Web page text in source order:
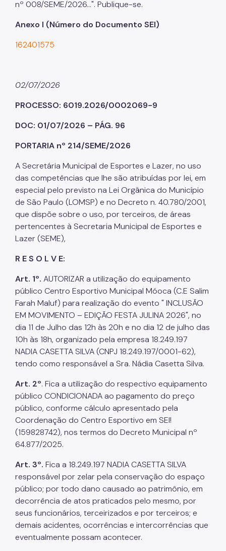
nº 008/SEME/2026...". Publique-se.
Anexo I (Número do Documento SEI)
162401575
02/07/2026
PROCESSO: 6019.2026/0002069-9
DOC: 01/07/2026 – PÁG. 96
PORTARIA nº 214/SEME/2026
A Secretária Municipal de Esportes e Lazer, no uso
das competências que lhe são atribuídas por lei, em
especial pelo previsto na Lei Orgânica do Município
de São Paulo (LOMSP) e no Decreto n. 40.780/2001,
que dispõe sobre o uso, por terceiros, de áreas
pertencentes à Secretaria Municipal de Esportes e
Lazer (SEME),
R E S O L V E:
Art. 1º. AUTORIZAR a utilização do equipamento
público Centro Esportivo Municipal Móoca (C.E Salim
Farah Maluf) para realização do evento " INCLUSÃO
EM MOVIMENTO – EDIÇÃO FESTA JULINA 2026", no
dia 11 de Julho das 12h às 20h e no dia 12 de julho das
10h às 18h, organizado pela empresa 18.249.197
NADIA CASETTA SILVA (CNPJ 18.249.197/0001-62),
tendo como responsável a Sra. Nádia Casetta Silva.
Art. 2º. Fica a utilização do respectivo equipamento
público CONDICIONADA ao pagamento do preço
público, conforme cálculo apresentado pela
Coordenação do Centro Esportivo em SEI!
(159828742), nos termos do Decreto Municipal nº
64.877/2025.
Art. 3º. Fica a 18.249.197 NADIA CASETTA SILVA
responsável por zelar pela conservação do espaço
público; por todo dano causado ao patrimônio, em
decorrência de atos praticados pelo mesmo, por
seus funcionários, terceirizados e por terceiros; e
demais acidentes, ocorrências e intercorrências que
eventualmente possam acontecer.